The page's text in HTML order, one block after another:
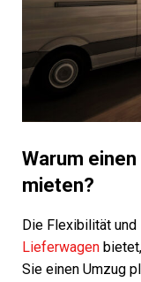
Warum
mieten?
Die Flexibilität
Lieferwagen
Sie einen Umzug